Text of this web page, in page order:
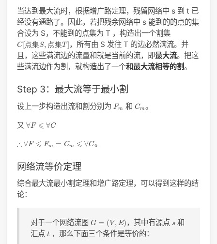
当达到最大流时，根据增广路定理，残留网络中 s 到 t 已
经没有通路了。因此，若把残余网络中 s 能到的的点的集
合设为 S，不能到的点集为 T ，构造出一个割集
C[点集S, 点集T]
C[ 点集 S 点集T]，所有由 S 发往 T 的边必然满流。并
且，这些满流边的流量和就是当前的流，即最大流。把这
些满流边作为割，就构造出了一个和最大流相等的割。
Step 3：最大流等于最小割
设上一步构造出流和割分别为 Fm
Fm 和 Cm
Cm 。
又 ∀F ⩽ ∀C
∀F ⩽ ∀C
∴ ∀F ⩽ Fm = Cm ⩽ ∀C
∴∀F ⩽ Fm m⩽ ∀ C 。
网络流等价定理
综合最大流最小割定理和增广路定理，可以得到这样的结
论：
对于一个网络流图G = ( V , E)
G= V,E) ，其中有源点 s
s 和
汇点t
t ，那么下面三个条件是等价的：